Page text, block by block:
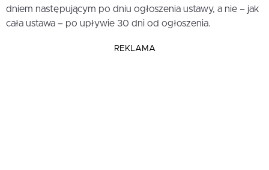
dniem następującym po dniu ogłoszenia ustawy, a nie – jak
cała ustawa – po upływie 30 dni od ogłoszenia.
REKLAMA